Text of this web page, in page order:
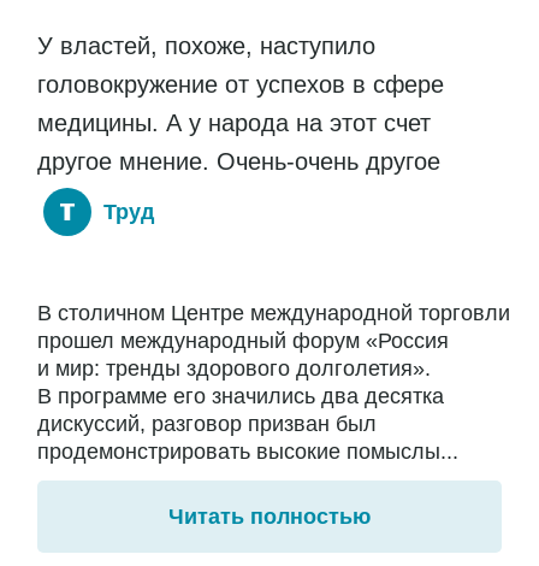
У властей, похоже, наступило
головокружение от успехов в сфере
медицины. А у народа на этот счет
другое мнение. Очень-очень другое
Труд
В столичном Центре международной торговли
прошел международный форум «Россия
и мир: тренды здорового долголетия».
В программе его значились два десятка
дискуссий, разговор призван был
продемонстрировать высокие помыслы...
Читать полностью